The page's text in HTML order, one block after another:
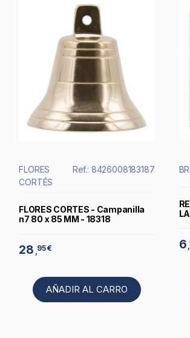
FLORES
CORTÉS
Ref.: 8426008183187
FLORES CORTES - Campanilla
n7 80 x 85 MM - 18318
28 95 €
AÑADIR AL CARRO
6 ,